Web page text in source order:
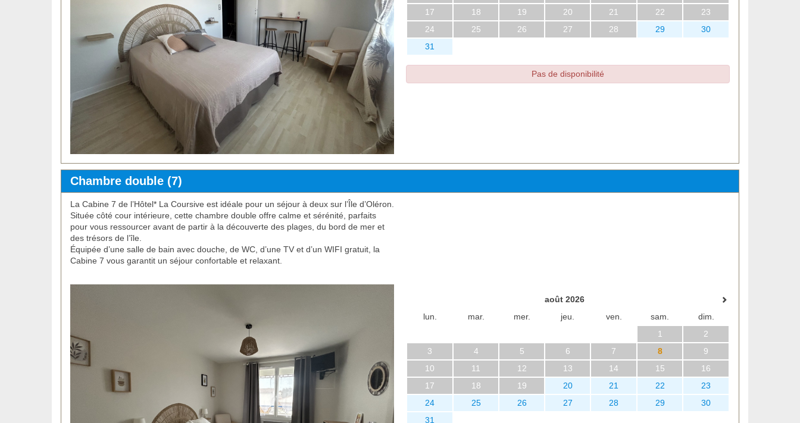
17
18 19 20 21 22
23
24
25 26 27 28 29
30
31
Pas de disponibilité
Chambre double (7)
La Cabine 7 de l’Hôtel* La Coursive est idéale pour un séjour à deux sur l’Île d’Oléron.
Située côté cour intérieure, cette chambre double offre calme et sérénité, parfaits
pour vous ressourcer avant de partir à la découverte des plages, du bord de mer et
des trésors de l’île.
Équipée d’une salle de bain avec douche, de WC, d’une TV et d’un WIFI gratuit, la
Cabine 7 vous garantit un séjour confortable et relaxant.
août 2026
lun.
mar. mer. jeu. ven. sam.
dim.
1
2
3
4 5 6 7 8
9
10
11 12 13 14 15
16
17
18 19 20 21 22
23
24
25 26 27 28 29
30
31